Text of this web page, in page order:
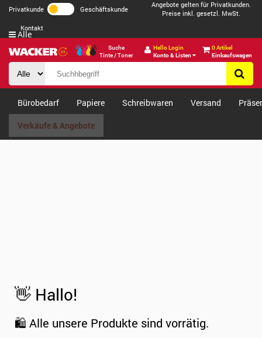
Privatkunde Geschäftskunde
Angebote gelten für Privatkunden.
Preise inkl. gesetzl. MwSt.
Kontakt
Suche
Tinte / Toner
Hello Login
Konto & Listen
0 Artikel
Einkaufswagen
Alle
Bürobedarf Papiere Schreibwaren Versand
Verkäufe & Angebote
👋 Hallo!
🛍️ Alle unsere Produkte sind vorrätig.